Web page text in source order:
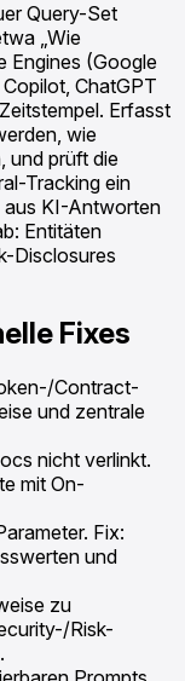
Query-Set
„Wie
Engines (Google
ChatGPT
Erfasst
wie
und prüft die
Tracking ein
aus KI-Antworten
Entitäten
Disclosures
Fixes
Contract-
und zentrale
nicht verlinkt.
mit On-
Fix:
und
zu
Risk-